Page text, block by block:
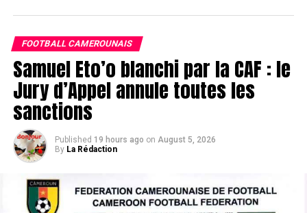
FOOTBALL CAMEROUNAIS
Samuel Eto’o blanchi par la CAF : le
Jury d’Appel annule toutes les
sanctions
Published 19 hours ago on August 5, 2026
By La Rédaction